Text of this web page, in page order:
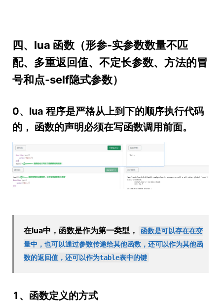
四、lua 函数（形参-实参数数量不匹
配、多重返回值、不定长参数、方法的冒
号和点-self隐式参数）
0、lua 程序是严格从上到下的顺序执行代码
的， 函数的声明必须在写函数调用前面。
在lua中，函数是作为第一类型，
函数是可以存在在变
量中，也可以通过参数传递给其他函数，还可以作为其他函
数的返回值，还可以作为table表中的键
1、函数定义的方式